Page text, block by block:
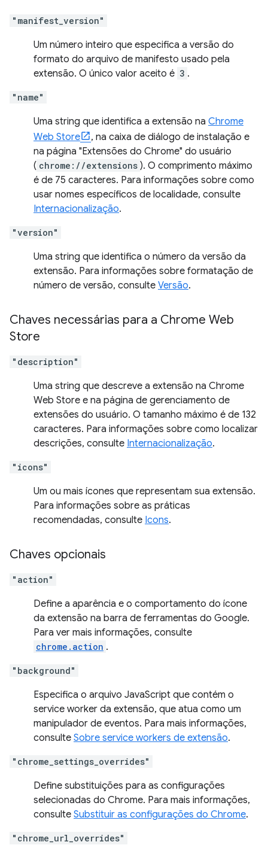
"manifest_version"
Um número inteiro que especifica a versão do
formato do arquivo de manifesto usado pela
extensão. O único valor aceito é 3 .
"name"
Uma string que identifica a extensão na Chrome
Web Store
, na caixa de diálogo de instalação e
na página "Extensões do Chrome" do usuário
( chrome://extensions ). O comprimento máximo
é de 75 caracteres. Para informações sobre como
usar nomes específicos de localidade, consulte
Internacionalização.
"version"
Uma string que identifica o número da versão da
extensão. Para informações sobre formatação de
número de versão, consulte Versão.
Chaves necessárias para a Chrome Web
Store
"description"
Uma string que descreve a extensão na Chrome
Web Store e na página de gerenciamento de
extensões do usuário. O tamanho máximo é de 132
caracteres. Para informações sobre como localizar
descrições, consulte Internacionalização.
"icons"
Um ou mais ícones que representam sua extensão.
Para informações sobre as práticas
recomendadas, consulte Icons.
Chaves opcionais
"action"
Define a aparência e o comportamento do ícone
da extensão na barra de ferramentas do Google.
Para ver mais informações, consulte
chrome.action .
"background"
Especifica o arquivo JavaScript que contém o
service worker da extensão, que atua como um
manipulador de eventos. Para mais informações,
consulte Sobre service workers de extensão.
"chrome_settings_overrides"
Define substituições para as configurações
selecionadas do Chrome. Para mais informações,
consulte Substituir as configurações do Chrome.
"chrome_url_overrides"